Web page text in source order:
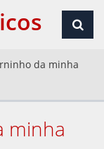
da minha
minha